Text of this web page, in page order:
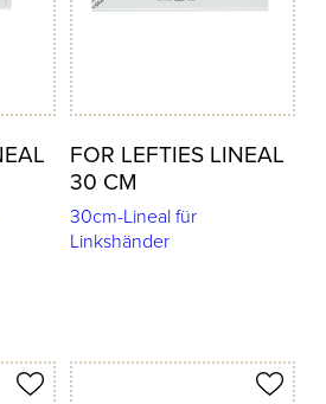
FOR LEFTIES LINEAL
30 CM
30cm-Lineal für
Linkshänder
Produkt merken